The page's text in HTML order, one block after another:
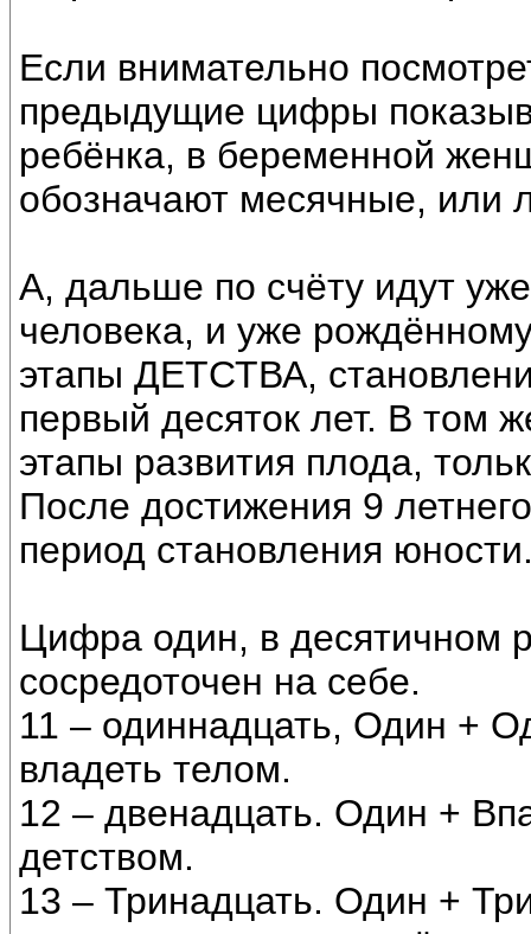
Если внимательно
предыдущие цифры
ребёнка, в беременной
обозначают месячные, или
А, дальше по счёту идут
человека, и уже
этапы ДЕТСТВА,
первый десяток лет. В том
этапы развития плода,
После достижения 9
период становления
Цифра один, в десятичном
сосредоточен на себе.
11 – одиннадцать, Один +
владеть телом.
12 – двенадцать. Один +
детством.
13 – Тринадцать. Один +